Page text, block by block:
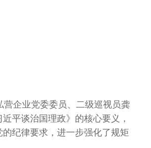
企业党委委员、二级巡视员龚
平谈治国理政》的核心要义，
纪律要求，进一步强化了规矩